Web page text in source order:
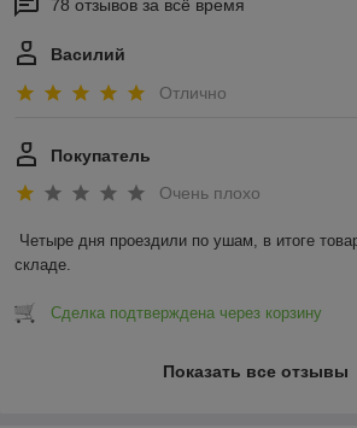
78 отзывов за всё время
Василий
Отлично
Покупатель
Очень плохо
Четыре дня проездили по ушам, в итоге
складе.
Сделка подтверждена через корзину
Показать все отзывы